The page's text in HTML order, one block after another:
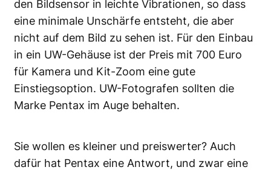
den Bildsensor in leichte Vibrationen, so dass
eine minimale Unschärfe entsteht, die aber
nicht auf dem Bild zu sehen ist. Für den Einbau
in ein UW-Gehäuse ist der Preis mit 700 Euro
für Kamera und Kit-Zoom eine gute
Einstiegsoption. UW-Fotografen sollten die
Marke Pentax im Auge behalten.
Sie wollen es kleiner und preiswerter? Auch
dafür hat Pentax eine Antwort, und zwar eine